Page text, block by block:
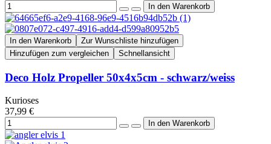
In den Warenkorb
Zur Wunschliste hinzufügen
Hinzufügen zum vergleichen
Schnellansicht
Deco Holz Propeller 50x4x5cm - schwarz/weiss
Kurioses
37,99 €